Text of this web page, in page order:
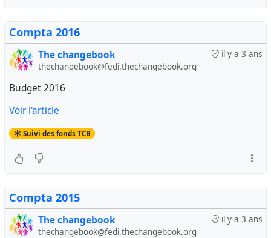
Compta 2016
il y a 3 ans
The changebook
thechangebook@fedi.thechangebook.org
Budget 2016
Voir l'article
Suivi des fonds TCB
Compta 2015
il y a 3 ans
The changebook
thechangebook@fedi.thechangebook.org